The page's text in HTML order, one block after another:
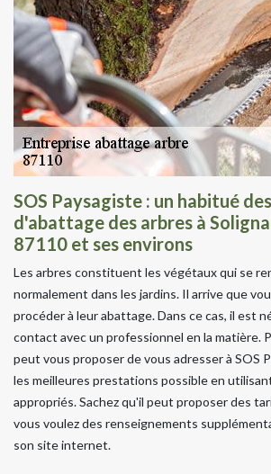
SOS Paysagiste : un habitué
d'abattage des arbres à
87110 et ses environs
Les arbres constituent les végétaux qui se
normalement dans les jardins. Il arrive que
procéder à leur abattage. Dans ce cas, il est
contact avec un professionnel en la matière.
peut vous proposer de vous adresser à SOS
les meilleures prestations possible en
appropriés. Sachez qu'il peut proposer des
vous voulez des renseignements
son site internet.